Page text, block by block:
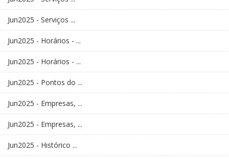
Jun2025 - Serviços ...
Jun2025 - Horários - ...
Jun2025 - Horários - ...
Jun2025 - Pontos do ...
Jun2025 - Empresas, ...
Jun2025 - Empresas, ...
Jun2025 - Histórico ...